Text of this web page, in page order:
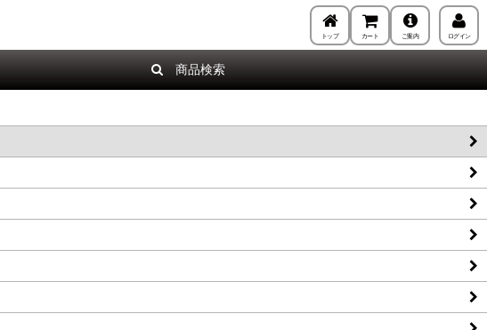
トップ カート ご案内 ログイン
商品検索